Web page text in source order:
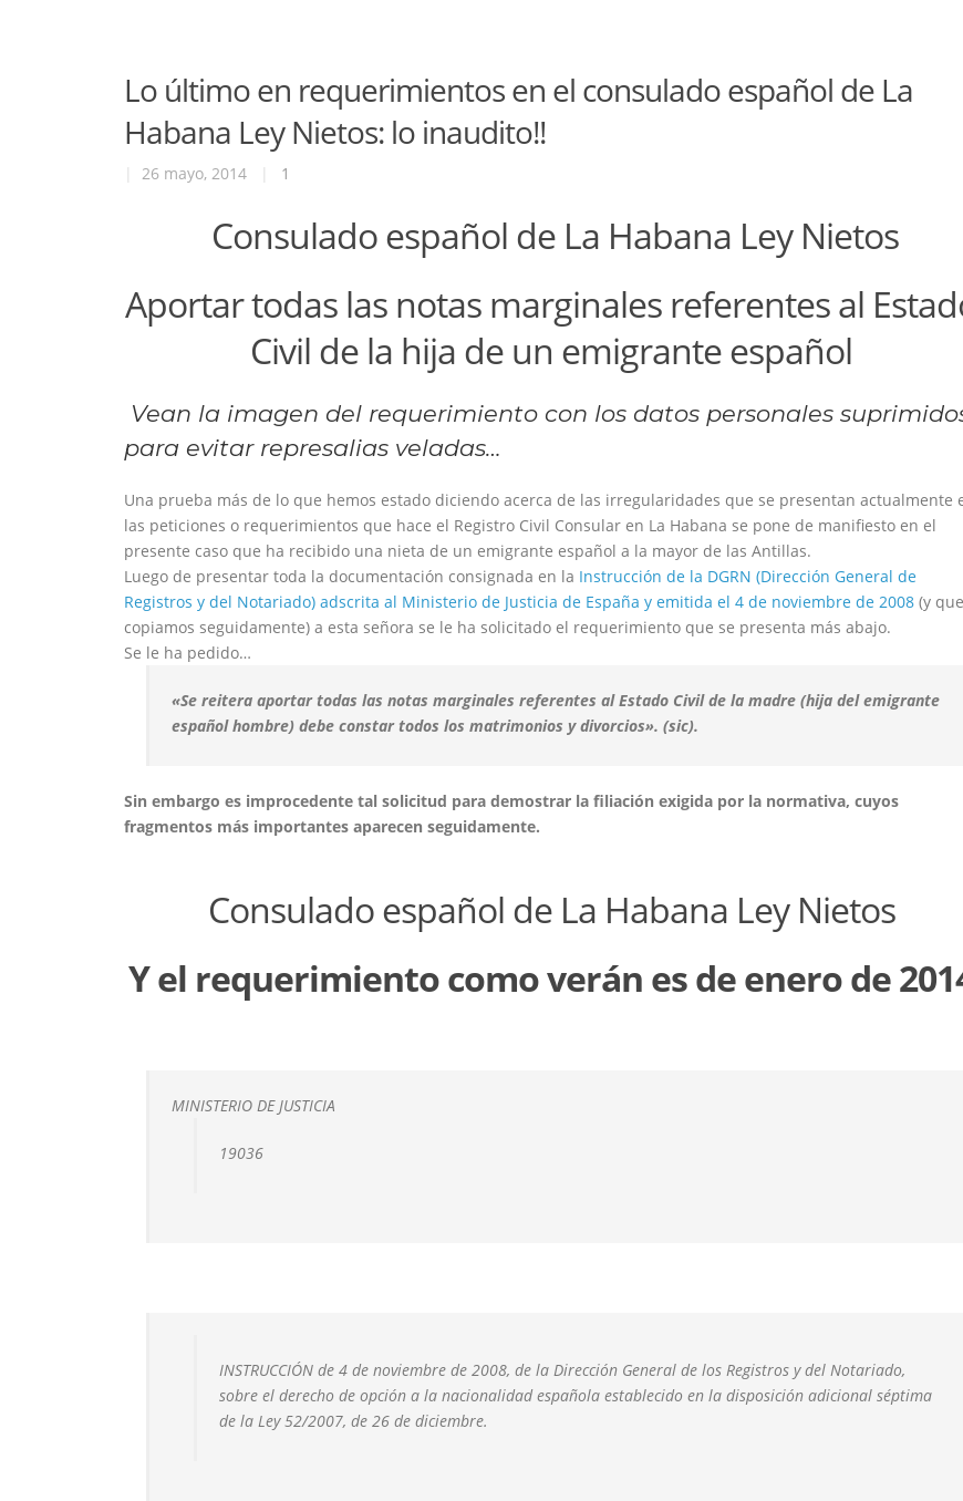
Lo último en requerimientos en el consulado español de La
Habana Ley Nietos: lo inaudito!!
26 mayo, 2014 1
Consulado español de La Habana Ley Nietos
Aportar todas las notas marginales referentes al
Civil de la hija de un emigrante español
Vean la imagen del requerimiento con los datos personales
para evitar represalias veladas…
Una prueba más de lo que hemos estado diciendo acerca de las irregularidades que se presentan actualmente
las peticiones o requerimientos que hace el Registro Civil Consular en La Habana se pone de manifiesto en el
presente caso que ha recibido una nieta de un emigrante español a la mayor de las Antillas.
Luego de presentar toda la documentación consignada en la Instrucción de la DGRN (Dirección General de
Registros y del Notariado) adscrita al Ministerio de Justicia de España y emitida el 4 de noviembre de 2008 (y que
copiamos seguidamente) a esta señora se le ha solicitado el requerimiento que se presenta más abajo.
Se le ha pedido…
«Se reitera aportar todas las notas marginales referentes al Estado Civil de la madre (hija del emigrante
español hombre) debe constar todos los matrimonios y divorcios». (sic).
Sin embargo es improcedente tal solicitud para demostrar la filiación exigida por la normativa, cuyos
fragmentos más importantes aparecen seguidamente.
Consulado español de La Habana Ley Nietos
Y el requerimiento como verán es de enero de
MINISTERIO DE JUSTICIA
19036
INSTRUCCIÓN de 4 de noviembre de 2008, de la Dirección General de los Registros y del Notariado,
sobre el derecho de opción a la nacionalidad española establecido en la disposición adicional séptima
de la Ley 52/2007, de 26 de diciembre.